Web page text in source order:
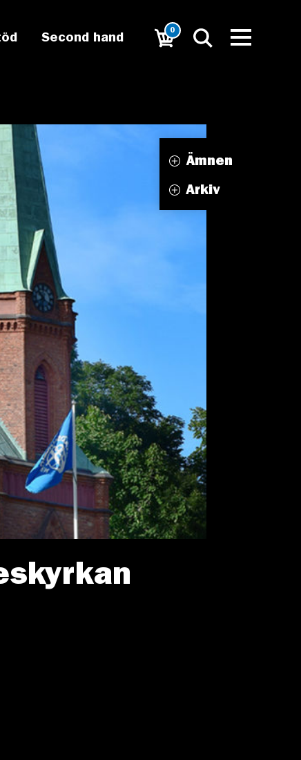
Second hand
0
Ämnen
Arkiv